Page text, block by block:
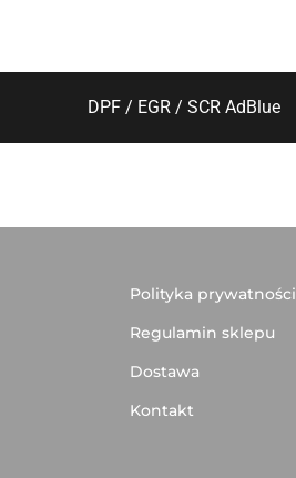
DPF / EGR / SCR AdBlue
Polityka prywatności
Regulamin sklepu
Dostawa
Kontakt